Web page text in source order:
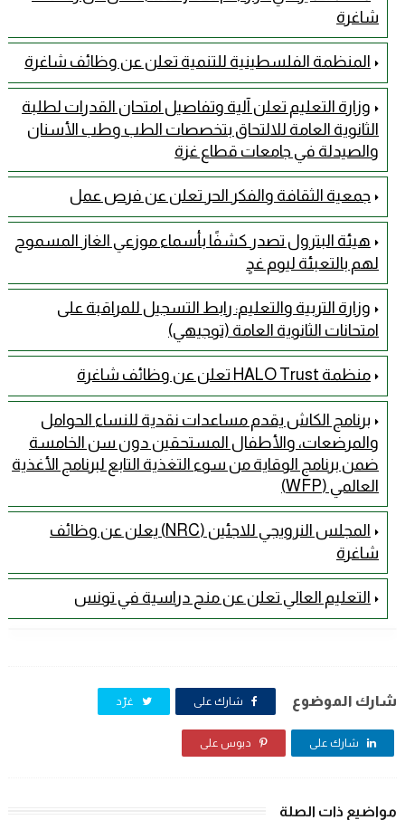
شاغرة
المنظمة الفلسطينية للتنمية تعلن عن وظائف شاغرة
وزارة التعليم تعلن آلية وتفاصيل امتحان القدرات لطلبة
الثانوية العامة للالتحاق بتخصصات الطب وطب الأسنان
والصيدلة في جامعات قطاع غزة
جمعية الثقافة والفكر الحر تعلن عن فرص عمل
هيئة البترول تصدر كشفًا بأسماء موزعي الغاز المسموح
لهم بالتعبئة ليوم غدٍ
وزارة التربية والتعليم: رابط التسجيل للمراقبة على
امتحانات الثانوية العامة (توجيهي)
منظمة HALO Trust تعلن عن وظائف شاغرة
برنامج الكاش يقدم مساعدات نقدية للنساء الحوامل
والمرضعات، والأطفال المستحقين دون سن الخامسة
ضمن برنامج الوقاية من سوء التغذية التابع لبرنامج الأغذية
العالمي (WFP)
المجلس النرويجي للاجئين (NRC) يعلن عن وظائف
شاغرة
التعليم العالي تعلن عن منح دراسية في تونس
شارك الموضوع شارك على غرّد
شارك على دبوس على
مواضيع ذات الصلة